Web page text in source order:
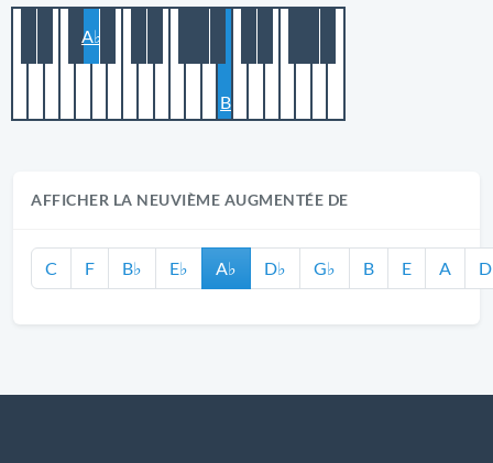
A♭
B
AFFICHER LA NEUVIÈME AUGMENTÉE DE
C F B♭ E♭ A♭ D♭ G♭ B E A D